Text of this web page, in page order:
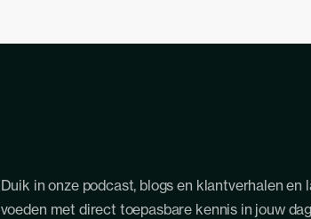
Duik in onze podcast, blogs en klantverhalen en
voeden met direct toepasbare kennis in jouw